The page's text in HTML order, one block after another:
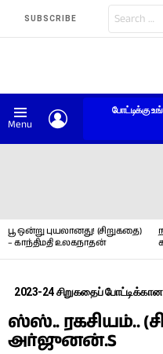
SUBSCRIBE
for:
Menu
போட்டிக்கு
பூ ஒன்று புயலானது! (சிறுகதை)
– காந்திமதி உலகநாதன்
2023-24 சிறுகதைப் போட்டிக்கான
ஸ்ஸ்.. ரகசியம்..
அர்ஜுனன்.S